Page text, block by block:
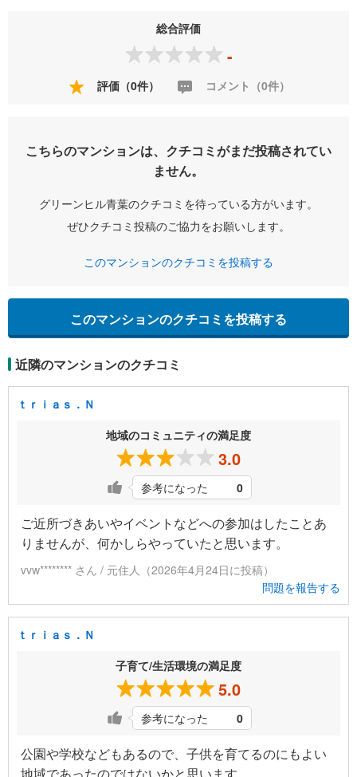
総合評価
-
評価（0件） コメント（0件）
こちらのマンションは、クチコミがまだ投稿されてい
ません。
グリーンヒル青葉のクチコミを待っている方がいます。
ぜひクチコミ投稿のご協力をお願いします。
このマンションのクチコミを投稿する
このマンションのクチコミを投稿する
近隣のマンションのクチコミ
ｔｒｉａｓ．Ｎ
地域のコミュニティの満足度
3.0
参考になった 0
ご近所づきあいやイベントなどへの参加はしたことあ
りませんが、何かしらやっていたと思います。
vvw******** さん / 元住人（2026年4月24日に投稿）
問題を報告する
ｔｒｉａｓ．Ｎ
子育て/生活環境の満足度
5.0
参考になった 0
公園や学校などもあるので、子供を育てるのにもよい